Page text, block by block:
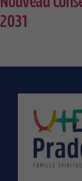
2031